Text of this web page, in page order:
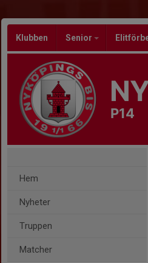
Klubben Senior
P14
Hem
Nyheter
Truppen
Matcher